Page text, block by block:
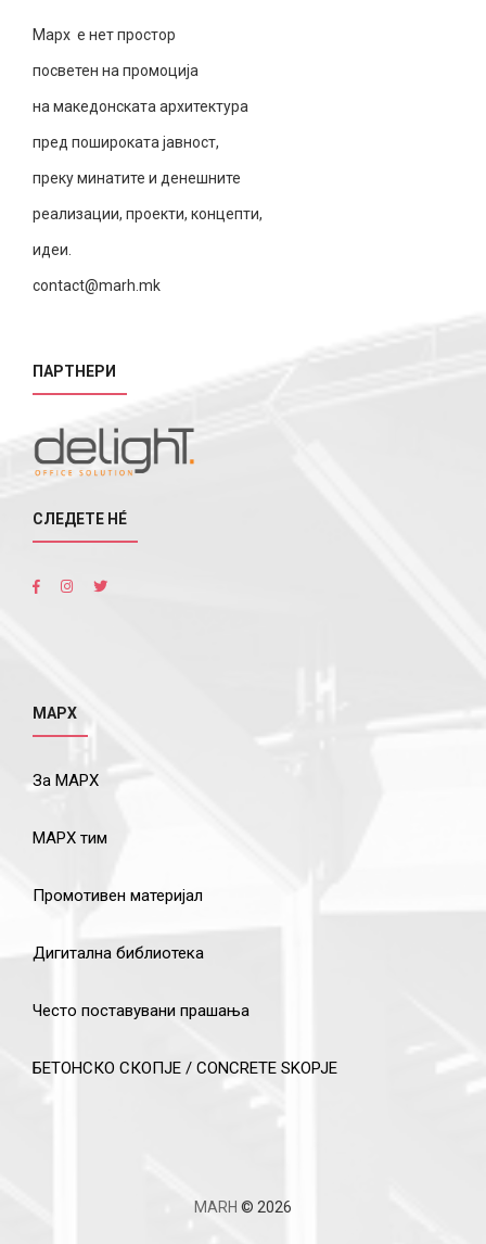
Марх е нет простор
посветен на промоција
на македонската архитектура
пред пошироката јавност,
преку минатите и денешните
реализации, проекти, концепти,
идеи.
contact@marh.mk
ПАРТНЕРИ
СЛЕДЕТЕ НÉ
МАРХ
За МАРХ
МАРХ тим
Промотивен материјал
Дигитална библиотека
Често поставувани прашања
БЕТОНСКО СКОПЈЕ / CONCRETE SKOPJE
MARH © 2026